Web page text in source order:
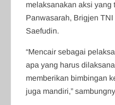
melaksanakan aksi yang
Panwasarah, Brigjen TNI
Saefudin.
“Mencair sebagai
apa yang harus
memberikan bimbingan
juga mandiri,”